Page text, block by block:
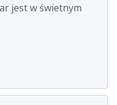
jest w świetnym